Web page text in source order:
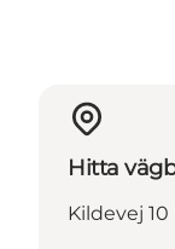
Hitta
Kildevej 10